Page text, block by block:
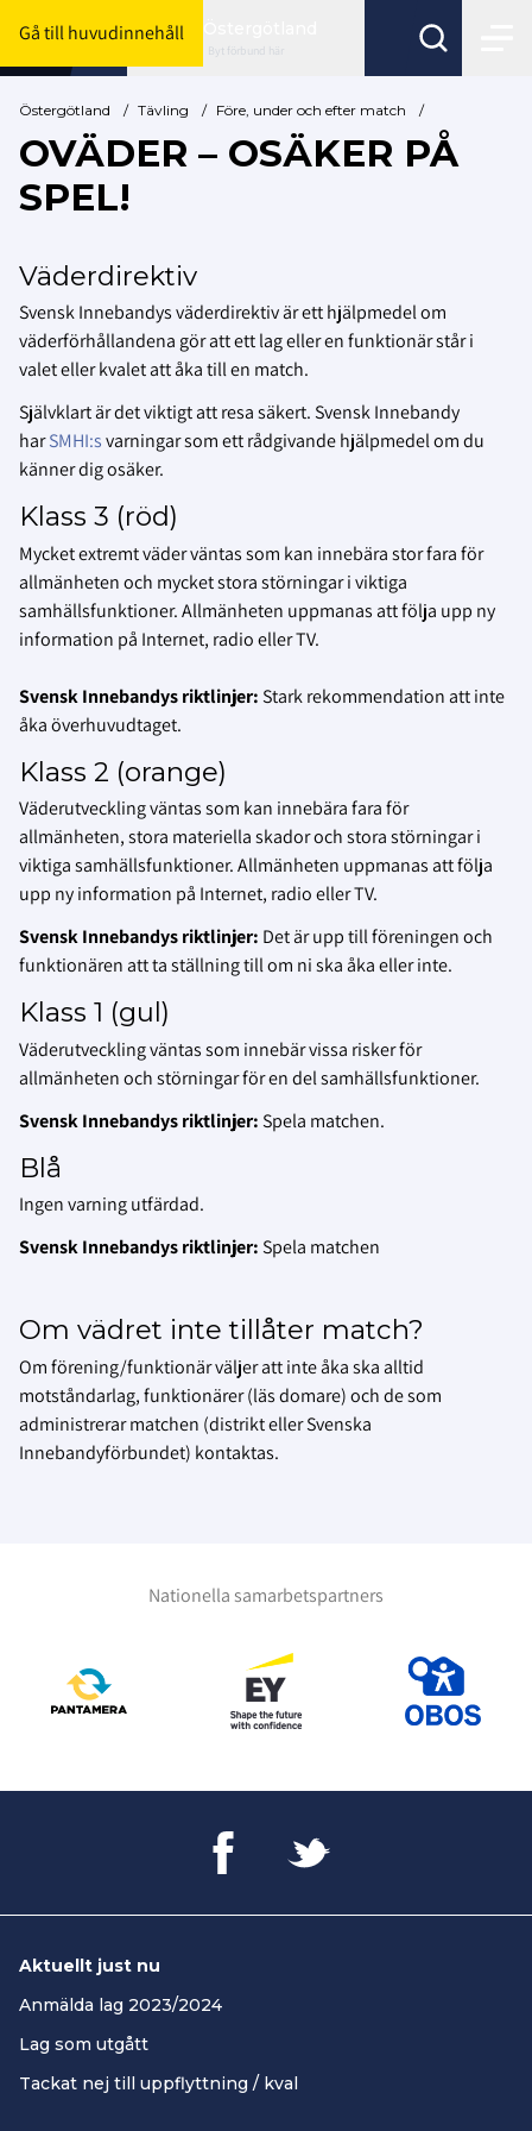
Gå till huvudinnehåll
Byt förbund här
Östergötland / Tävling / Före, under och efter match /
OVÄDER – OSÄKER PÅ
SPEL!
Väderdirektiv
Svensk Innebandys väderdirektiv är ett hjälpmedel om
väderförhållandena gör att ett lag eller en funktionär står i
valet eller kvalet att åka till en match.
Självklart är det viktigt att resa säkert. Svensk Innebandy
harSMHI:svarningar som ett rådgivande hjälpmedel om du
känner dig osäker.
Klass 3 (röd)
Mycket extremt väder väntas som kan innebära stor fara för
allmänheten och mycket stora störningar i viktiga
samhällsfunktioner. Allmänheten uppmanas att följa upp ny
information på Internet, radio eller TV.
Svensk Innebandys riktlinjer:Stark rekommendation att inte
åka överhuvudtaget.
Klass 2 (orange)
Väderutveckling väntas som kan innebära fara för
allmänheten, stora materiella skador och stora störningar i
viktiga samhällsfunktioner. Allmänheten uppmanas att följa
upp ny information på Internet, radio eller TV.
Svensk Innebandys riktlinjer: Det är upp till föreningen och
funktionären att ta ställning till om ni ska åka eller inte.
Klass 1 (gul)
Väderutveckling väntas som innebär vissa risker för
allmänheten och störningar för en del samhällsfunktioner.
Svensk Innebandys riktlinjer:Spela matchen.
Blå
Ingen varning utfärdad.
Svensk Innebandys riktlinjer:Spela matchen
Om vädret inte tillåter match?
Om förening/funktionär väljer att inte åka ska alltid
motståndarlag, funktionärer (läs domare) och de som
administrerar matchen (distrikt eller Svenska
Innebandyförbundet) kontaktas.
Nationella samarbetspartners
Aktuellt just nu
Anmälda lag 2023/2024
Lag som utgått
Tackat nej till uppflyttning / kval